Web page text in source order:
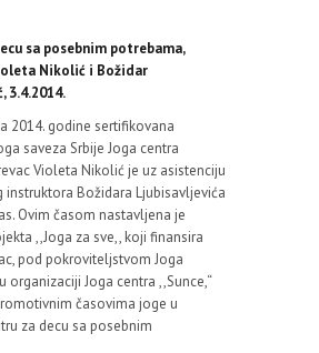
sa posebnim potrebama,
Nikolić i Božidar
3.4.2014.
2014. godine sertifikovana
saveza Srbije Joga centra
Violeta Nikolić je uz asistenciju
instruktora Božidara Ljubisavljevića
Ovim časom nastavljena je
,,Joga za sve,, koji finansira
pod pokroviteljstvom Joga
organizaciji Joga centra ,,Sunce,“
časovima joge u
za decu sa posebnim